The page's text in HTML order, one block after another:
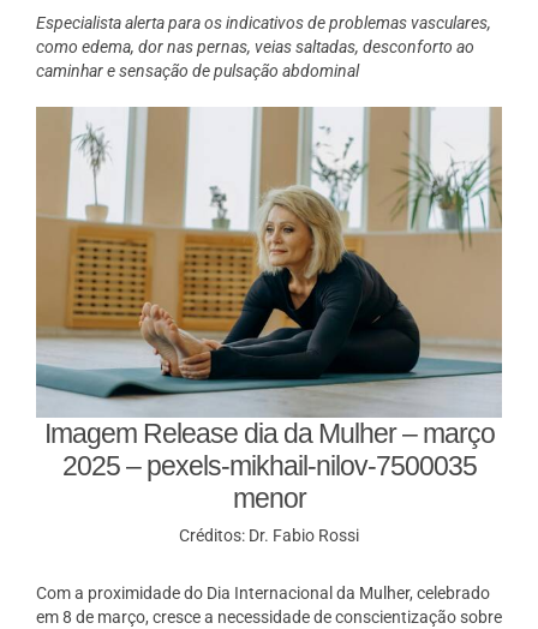
Especialista alerta para os indicativos de problemas vasculares,
como edema, dor nas pernas, veias saltadas, desconforto ao
caminhar e sensação de pulsação abdominal
Imagem Release dia da Mulher – março
2025 – pexels-mikhail-nilov-7500035
menor
Créditos: Dr. Fabio Rossi
Com a proximidade do Dia Internacional da Mulher, celebrado
em 8 de março, cresce a necessidade de conscientização sobre